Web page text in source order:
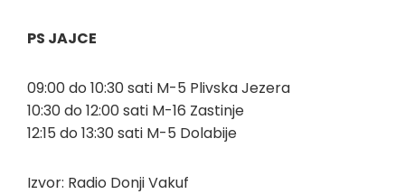
PS JAJCE
09:00 do 10:30 sati M-5 Plivska Jezera
10:30 do 12:00 sati M-16 Zastinje
12:15 do 13:30 sati M-5 Dolabije
Izvor: Radio Donji Vakuf